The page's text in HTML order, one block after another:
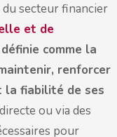
secteur financier
et de
comme la
renforcer
la fiabilité de ses
ou via des
pour